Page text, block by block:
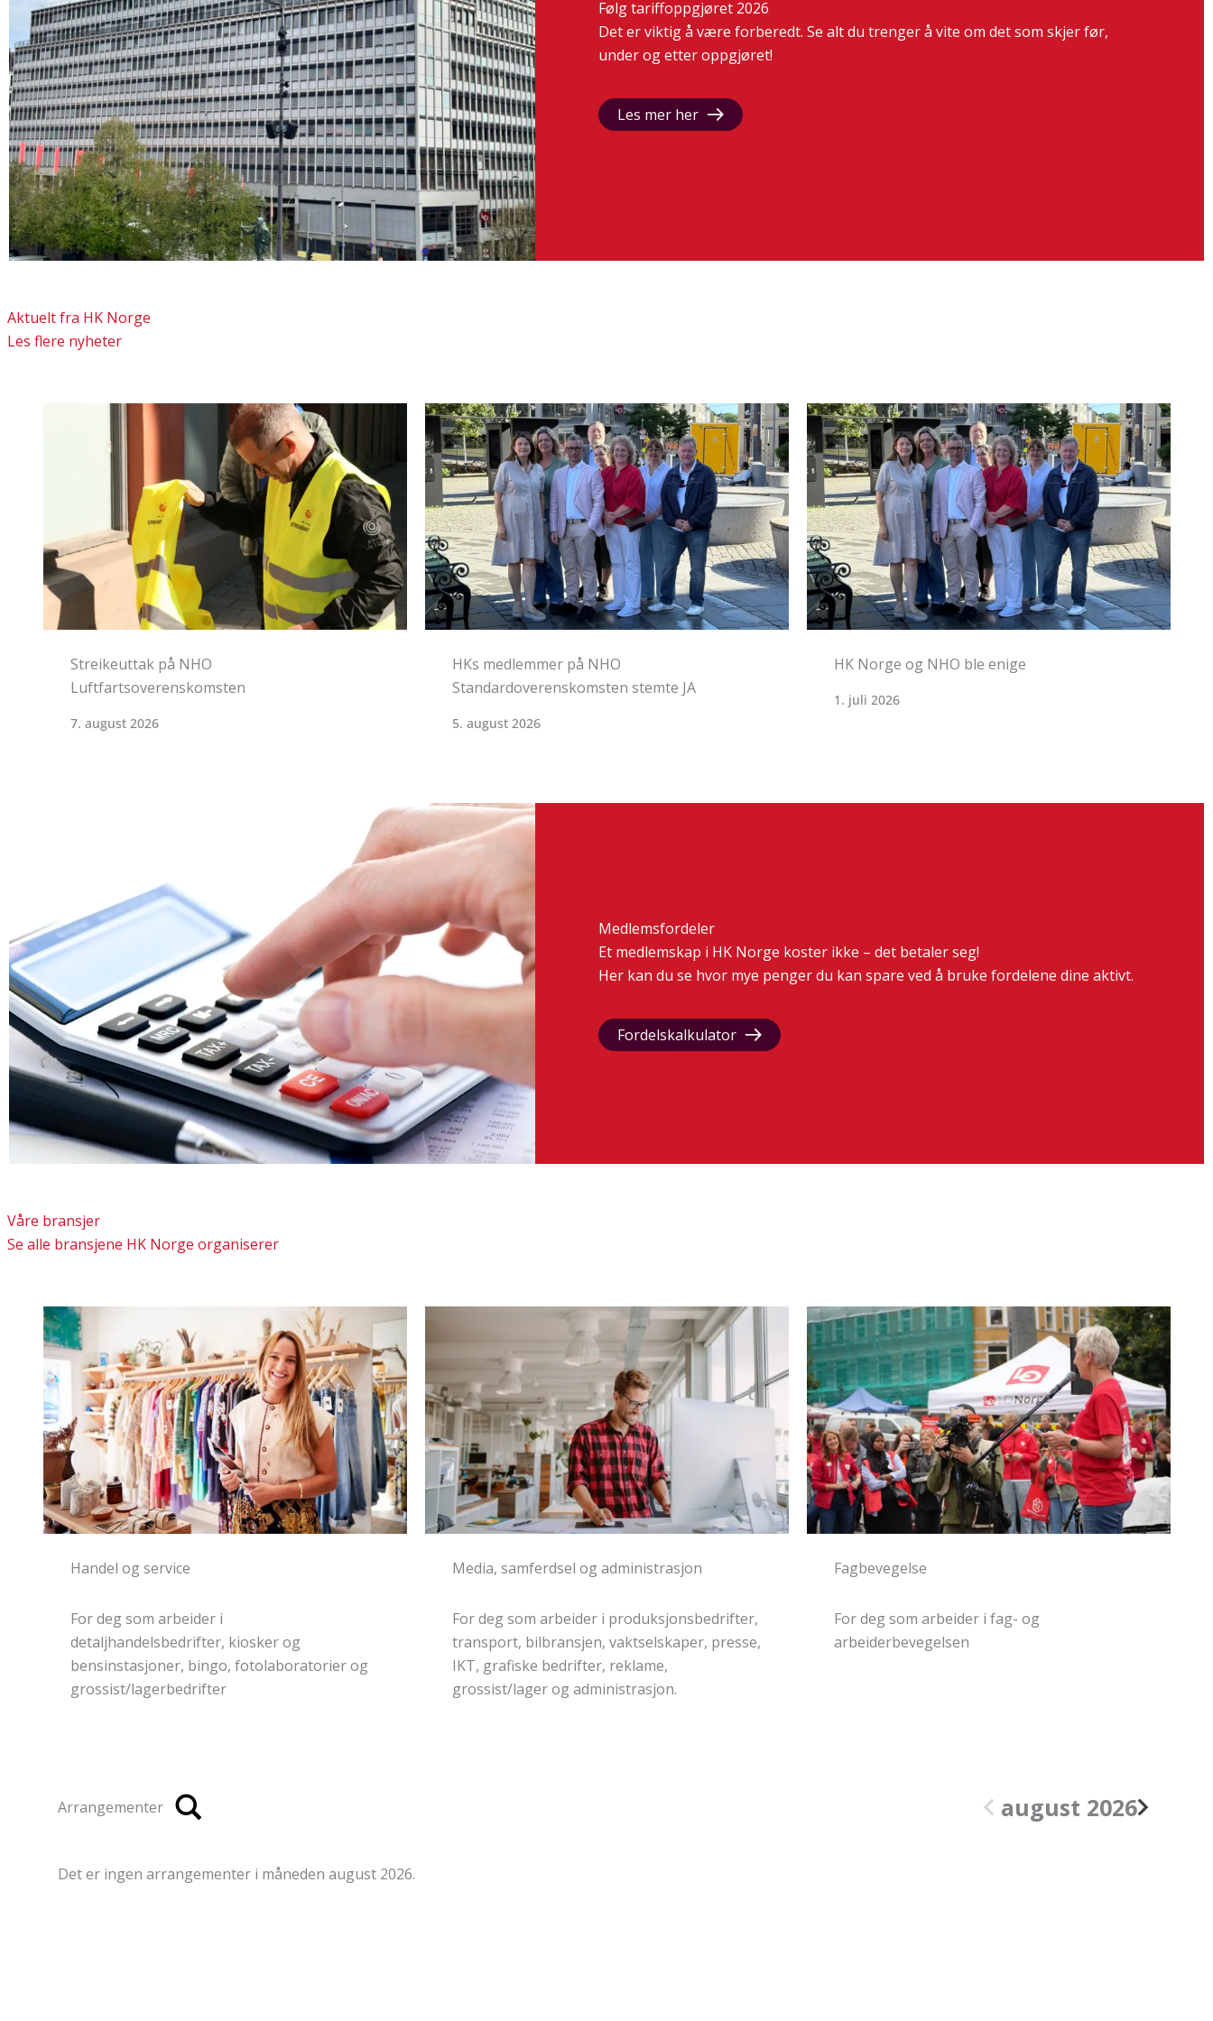
Følg tariffoppgjøret 2026
Det er viktig å være forberedt. Se alt du trenger å vite om det som skjer før,
under og etter oppgjøret!
Les mer her
Aktuelt fra HK Norge
Les flere nyheter
HKs medlemmer på NHO
Standardoverenskomsten stemte JA
5. august 2026
HK Norge og NHO ble enige Det mekles på overtid
1. juli 2026
Medlemsfordeler
Et medlemskap i HK Norge koster ikke – det betaler seg!
Her kan du se hvor mye penger du kan spare ved å bruke fordelene dine aktivt.
Fordelskalkulator
Våre bransjer
Se alle bransjene HK Norge organiserer
Media, samferdsel og administrasjon
For deg som arbeider i produksjonsbedrifter,
transport, bilbransjen, vaktselskaper, presse,
IKT, grafiske bedrifter, reklame,
grossist/lager og administrasjon.
Fagbevegelse
For deg som arbeider i fag- og
arbeiderbevegelsen
Finans og eiendom
For deg som arbeider i bank, forsikring,
pensjon, eiendom, revisjon og andre
Arrangementer august 2026
Det er ingen arrangementer i måneden august 2026.